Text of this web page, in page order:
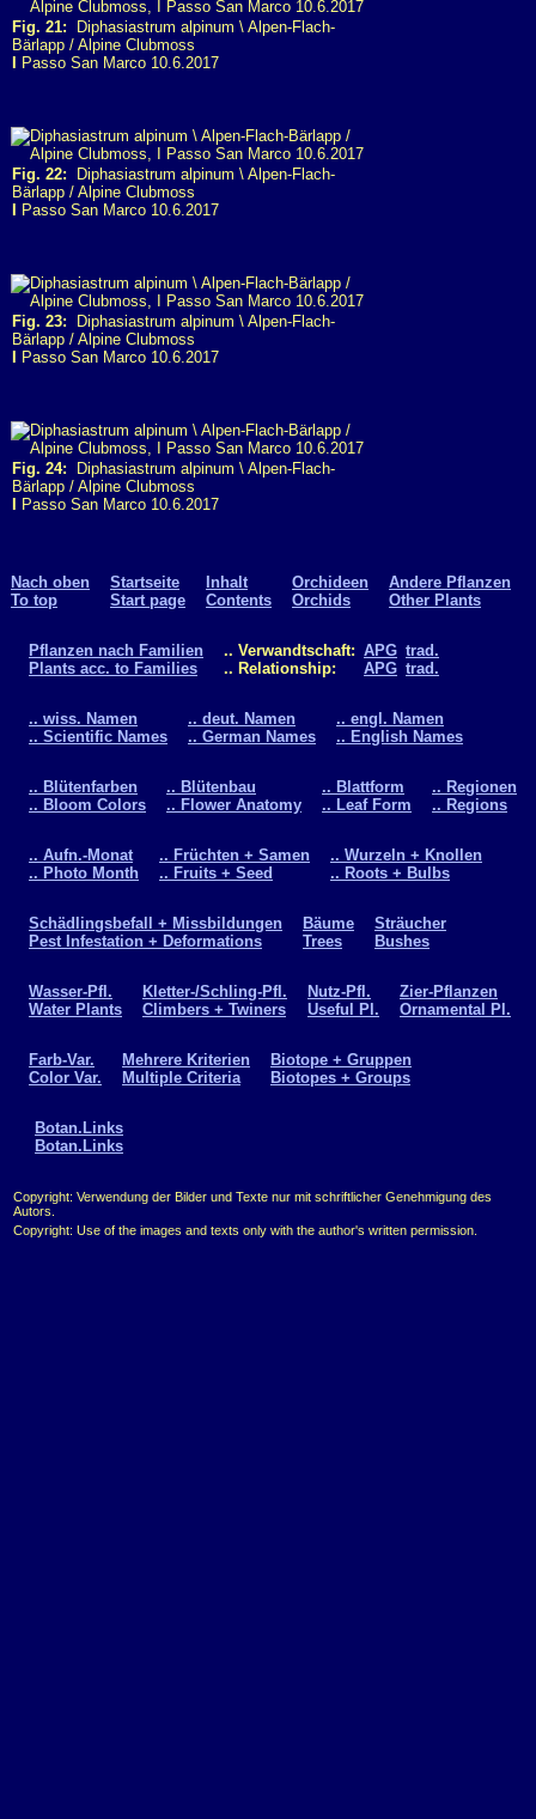
Fig. 21: Diphasiastrum alpinum \ Alpen-Flach-
Bärlapp / Alpine Clubmoss
Passo San Marco 10.6.2017
Fig. 22: Diphasiastrum alpinum \ Alpen-Flach-
Bärlapp / Alpine Clubmoss
Passo San Marco 10.6.2017
Fig. 23: Diphasiastrum alpinum \ Alpen-Flach-
Bärlapp / Alpine Clubmoss
Passo San Marco 10.6.2017
Fig. 24: Diphasiastrum alpinum \ Alpen-Flach-
Bärlapp / Alpine Clubmoss
Passo San Marco 10.6.2017
Nach oben
To top
Startseite
Start page
Inhalt
Contents
Orchideen
Orchids
Andere Pflanzen
Other Plants
Pflanzen nach Familien
Plants acc. to Families
.. Verwandtschaft:
.. Relationship:
APG
APG
trad.
trad.
.. wiss. Namen
.. Scientific Names
.. deut. Namen
.. German Names
.. engl. Namen
.. English Names
.. Blütenfarben
.. Bloom Colors
.. Blütenbau
.. Flower Anatomy
.. Blattform
.. Leaf Form
.. Regionen
.. Regions
.. Aufn.-Monat
.. Photo Month
.. Früchten + Samen
.. Fruits + Seed
.. Wurzeln + Knollen
.. Roots + Bulbs
Schädlingsbefall + Missbildungen
Pest Infestation + Deformations
Bäume
Trees
Sträucher
Bushes
Wasser-Pfl.
Water Plants
Kletter-/Schling-Pfl.
Climbers + Twiners
Nutz-Pfl.
Useful Pl.
Zier-Pflanzen
Ornamental Pl.
Farb-Var.
Color Var.
Mehrere Kriterien
Multiple Criteria
Biotope + Gruppen
Biotopes + Groups
Botan.Links
Botan.Links
Copyright: Verwendung der Bilder und Texte nur mit schriftlicher Genehmigung des
Autors.
Copyright: Use of the images and texts only with the author's written permission.